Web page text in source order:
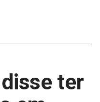
ter